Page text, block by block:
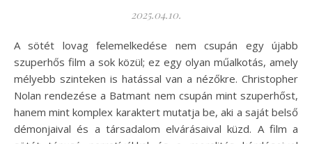
2025.04.10.
A sötét lovag felemelkedése nem csupán egy újabb
szuperhős film a sok közül; ez egy olyan műalkotás, amely
mélyebb szinteken is hatással van a nézőkre. Christopher
Nolan rendezése a Batmant nem csupán mint szuperhőst,
hanem mint komplex karaktert mutatja be, aki a saját belső
démonjaival és a társadalom elvárásaival küzd. A film a